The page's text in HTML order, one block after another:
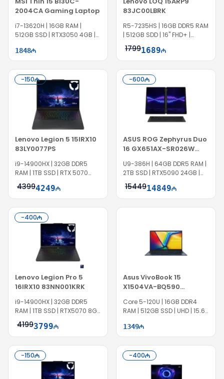
2004CA Gaming Laptop
i7-13620H | 16GB RAM |
512GB SSD | RTX3050 4GB |
1848
83JC00LBRK
R5-7235HS | 16GB DDR5 RAM
| 512GB SDD | 16" FHD+ |
RTX4050 6GB | 144Hz
17991689
-150
Lenovo Legion 5 15IRX10
83LY0077PS
i9-14900HX | 32GB DDR5
RAM | 1TB SSD | RTX 5070
8GB | 15.1″ WQXGA | OLED |
165Hz
43994249
-600
ASUS ROG Zephyrus Duo
16 GX651AX-SR026W
90NR0NT2-M00220
U9-386H | 64GB DDR5 RAM |
2TB SSD | RTX5090 24GB |
16" 3K OLED | 120Hz
1544914849
-400
Lenovo Legion Pro 5
16IRX10 83NN001KRK
i9-14900HX | 32GB DDR5
RAM | 1TB SSD | RTX5070 8GB
| 16″ WQXGA | 240Hz | EC1408
41993799
Asus VivoBook 15
X1504VA-BQ590
90NB13Y1-M00X70
Core 5-120U | 16GB DDR4
RAM | 512GB SSD | UHD | 15.6"
1349
-150 -400